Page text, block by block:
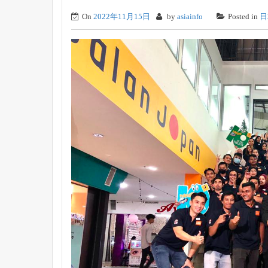
On 2022年11月15日 by asiainfo Posted in